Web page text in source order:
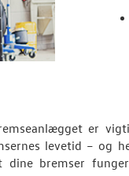
er
levetid – og
bremser